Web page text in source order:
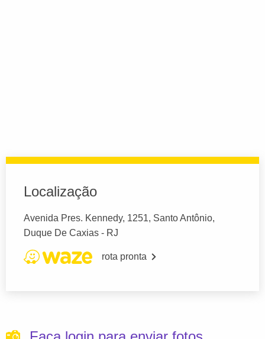
Localização
Avenida Pres. Kennedy, 1251, Santo Antônio,
Duque De Caxias - RJ
rota pronta